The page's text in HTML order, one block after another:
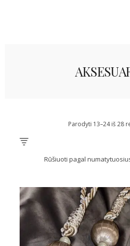
Parodyti 13–24 iš 28
Rūšiuoti pagal